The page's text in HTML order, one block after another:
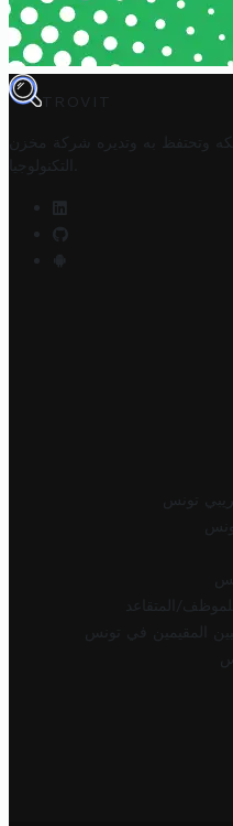
TROVIT
وتحتفظ به وتديره
شركة مخزن
التكنولوجيا
تونس
المتقاعد
المقيمين في تونس